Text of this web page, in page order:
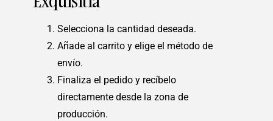
Selecciona la cantidad deseada.
Añade al carrito y elige el método de
envío.
Finaliza el pedido y recíbelo
directamente desde la zona de
producción.